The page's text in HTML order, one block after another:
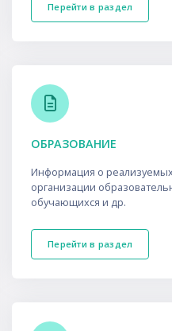
Перейти в раздел
ОБРАЗОВАНИЕ
Информация о
организации
обучающихся и др.
Перейти в раздел